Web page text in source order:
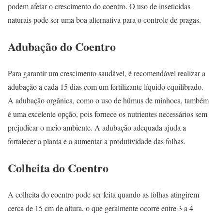
podem afetar o crescimento do coentro. O uso de inseticidas
naturais pode ser uma boa alternativa para o controle de pragas.
Adubação do Coentro
Para garantir um crescimento saudável, é recomendável realizar a
adubação a cada 15 dias com um fertilizante líquido equilibrado.
A adubação orgânica, como o uso de húmus de minhoca, também
é uma excelente opção, pois fornece os nutrientes necessários sem
prejudicar o meio ambiente. A adubação adequada ajuda a
fortalecer a planta e a aumentar a produtividade das folhas.
Colheita do Coentro
A colheita do coentro pode ser feita quando as folhas atingirem
cerca de 15 cm de altura, o que geralmente ocorre entre 3 a 4